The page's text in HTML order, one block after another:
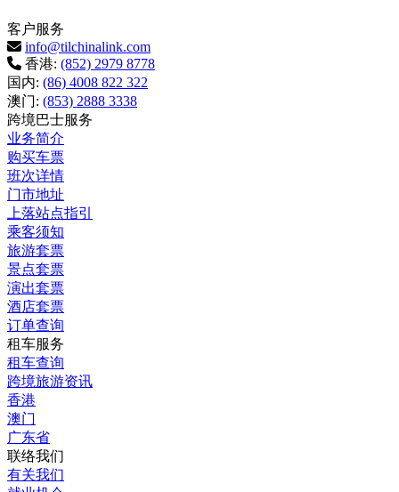
客户服务
info@tilchinalink.com
香港: (852) 2979 8778
国内: (86) 4008 822 322
澳门: (853) 2888 3338
跨境巴士服务
业务简介
购买车票
班次详情
门市地址
上落站点指引
乘客须知
旅游套票
景点套票
演出套票
酒店套票
订单查询
租车服务
租车查询
跨境旅游资讯
香港
澳门
广东省
联络我们
有关我们